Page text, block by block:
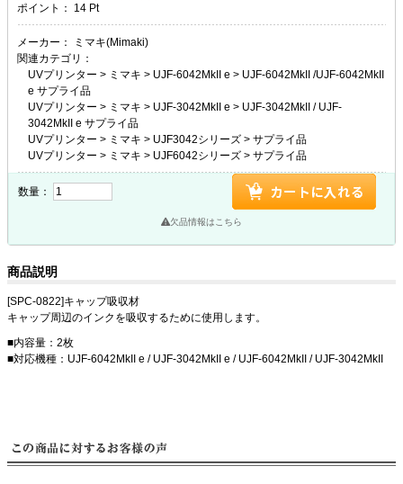
ポイント： 14 Pt
メーカー：
ミマキ(Mimaki)
関連カテゴリ：
UVプリンター > ミマキ > UJF-6042MkII e > UJF-6042MkII /UJF-6042MkII
e サプライ品
UVプリンター > ミマキ > UJF-3042MkII e > UJF-3042MkII / UJF-
3042MkII e サプライ品
UVプリンター > ミマキ > UJF3042シリーズ > サプライ品
UVプリンター > ミマキ > UJF6042シリーズ > サプライ品
数量：
欠品情報はこちら
商品説明
[SPC-0822]キャップ吸収材
キャップ周辺のインクを吸収するために使用します。
■内容量：2枚
■対応機種：UJF-6042MkII e / UJF-3042MkII e / UJF-6042MkII / UJF-3042MkII